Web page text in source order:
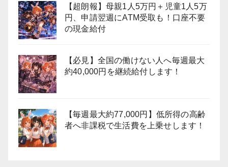
【超朗報】母親1人5万円＋児童1人5万
円、申請翌週にATM受取も！口座不要
の現金給付
【必見】全国の働けない人へ毎週最大
約40,000円を継続給付します！
【毎週最大約77,000円】低所得の高齢
者へ非課税で生活費を上乗せします！